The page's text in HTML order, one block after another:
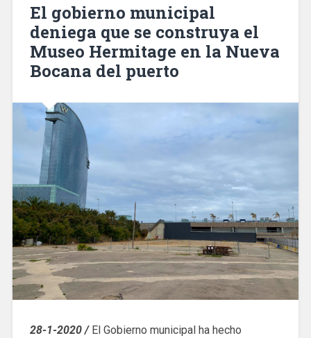
El gobierno municipal
deniega que se construya el
Museo Hermitage en la Nueva
Bocana del puerto
28-1-2020 /El Gobierno municipal ha hecho